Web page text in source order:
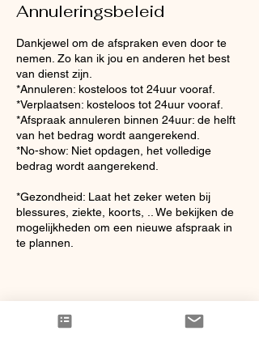
Annuleringsbeleid
Dankjewel om de afspraken even door te
nemen. Zo kan ik jou en anderen het best
van dienst zijn.
*Annuleren: kosteloos tot 24uur vooraf.
*Verplaatsen: kosteloos tot 24uur vooraf.
*Afspraak annuleren binnen 24uur: de helft
van het bedrag wordt aangerekend.
*No-show: Niet opdagen, het volledige
bedrag wordt aangerekend.
*Gezondheid: Laat het zeker weten bij
blessures, ziekte, koorts, .. We bekijken de
mogelijkheden om een nieuwe afspraak in
te plannen.